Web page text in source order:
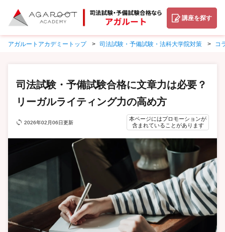
講座を探す
アガルートアカデミートップ 司法試験・予備試験・法科大学院対策 コ
司法試験・予備試験合格に文章力は必要？
リーガルライティング力の高め方
2026年02月06日更新
本ページにはプロモーションが
含まれていることがあります